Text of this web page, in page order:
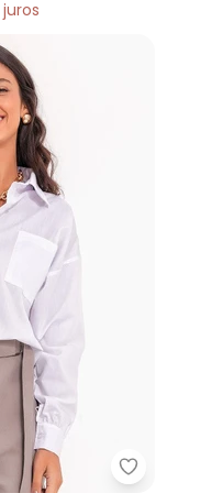
juros
Linho
Quintess